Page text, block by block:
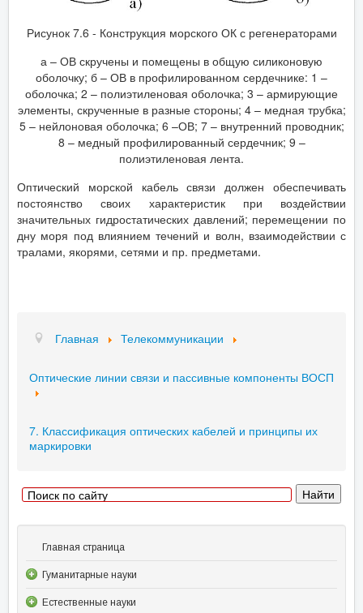
Рисунок 7.6 - Конструкция морского ОК с регенераторами
а – ОВ скручены и помещены в общую силиконовую
оболочку; б – ОВ в профилированном сердечнике: 1 –
оболочка; 2 – полиэтиленовая оболочка; 3 – армирующие
элементы, скрученные в разные стороны; 4 – медная трубка;
5 – нейлоновая оболочка; 6 –ОВ; 7 – внутренний проводник;
8 – медный профилированный сердечник; 9 –
полиэтиленовая лента.
Оптический морской кабель связи должен обеспечивать
постоянство своих характеристик при воздействии
значительных гидростатических давлений; перемещении по
дну моря под влиянием течений и волн, взаимодействии с
тралами, якорями, сетями и пр. предметами.
Главная Телекоммуникации
Оптические линии связи и пассивные компоненты ВОСП
7. Классификация оптических кабелей и принципы их
маркировки
Главная страница
Гуманитарные науки
Естественные науки